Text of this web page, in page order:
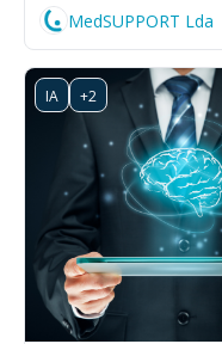
MedSUPPORT Lda
IA +2